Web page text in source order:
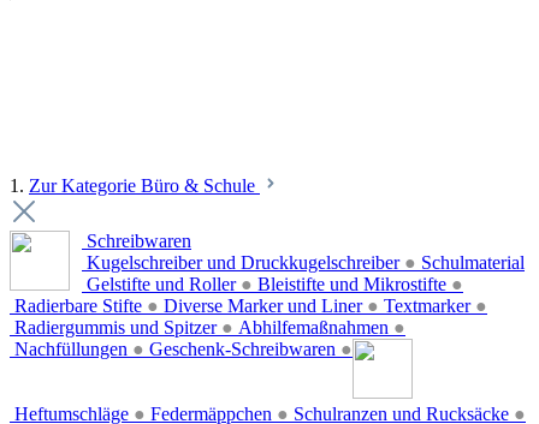
1. Zur Kategorie Büro & Schule
Schreibwaren
Kugelschreiber und Druckkugelschreiber ●
Gelstifte und Roller ● Bleistifte und Mikrostifte ●
Radierbare Stifte ● Diverse Marker und Liner ● Textmarker ●
Radiergummis und Spitzer ● Abhilfemaßnahmen ●
Nachfüllungen ● Geschenk-Schreibwaren ●
Schulmaterial
Heftumschläge ● Federmäppchen ● Schulranzen und Rucksäcke ●